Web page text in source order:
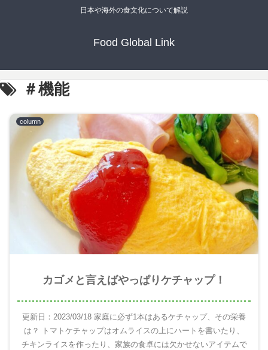
日本や海外の食文化について解説
Food Global Link
＃機能
column
カゴメと言えばやっぱりケチャップ！
更新日：2023/03/18 家庭に必ず1本はあるケチャップ、その栄養
は？ トマトケチャップはオムライスの上にハートを書いたり、
チキンライスを作ったり、家族の食卓には欠かせないアイテムで